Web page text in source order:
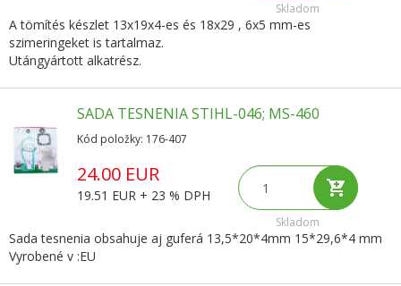
Skladom
A tömítés készlet 13x19x4-es és 18x29 , 6x5 mm-es
szimeringeket is tartalmaz.
Utángyártott alkatrész.
SADA TESNENIA STIHL-046; MS-460
Kód položky: 176-407
24.00 EUR
19.51 EUR + 23 % DPH
Skladom
Sada tesnenia obsahuje aj guferá 13,5*20*4mm 15*29,6*4 mm
Vyrobené v :EU